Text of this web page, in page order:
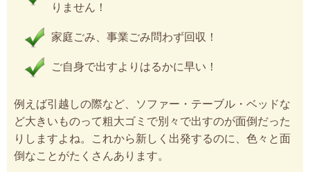
りません！
家庭ごみ、事業ごみ問わず回収！
ご自身で出すよりはるかに早い！
例えば引越しの際など、ソファー・テーブル・ベッドな
ど大きいものって粗大ゴミで別々で出すのが面倒だった
りしますよね。これから新しく出発するのに、色々と面
倒なことがたくさんあります。